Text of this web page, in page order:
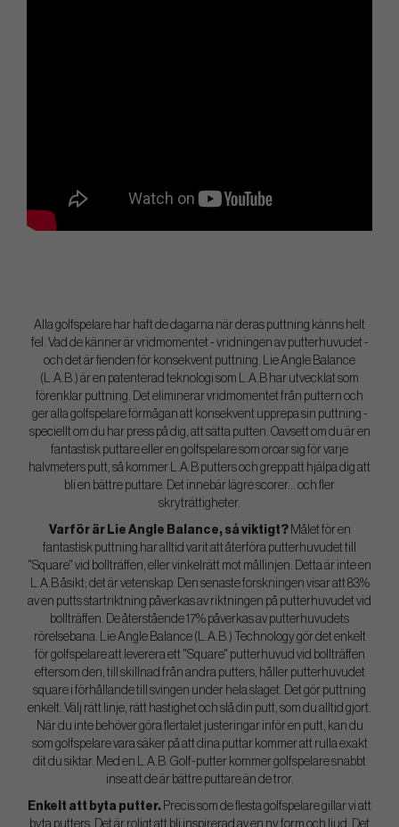
Alla golfspelare har haft de dagarna när deras puttning känns helt
fel. Vad de känner är vridmomentet - vridningen av putterhuvudet -
och det är fienden för konsekvent puttning. Lie Angle Balance
(L.A.B.) är en patenterad teknologi som L.A.B har utvecklat som
förenklar puttning. Det eliminerar vridmomentet från puttern och
ger alla golfspelare förmågan att konsekvent upprepa sin puttning -
speciellt om du har press på dig, att sätta putten. Oavsett om du är en
fantastisk puttare eller en golfspelare som oroar sig för varje
halvmeters putt, så kommer L.A.B putters och grepp att hjälpa dig att
bli en bättre puttare. Det innebär lägre scorer... och fler
skryträttigheter.
Varför är Lie Angle Balance, så viktigt? Målet för en
fantastisk puttning har alltid varit att återföra putterhuvudet till
"Square" vid bollträffen, eller vinkelrätt mot mållinjen. Detta är inte en
L.A.B åsikt; det är vetenskap. Den senaste forskningen visar att 83%
av en putts startriktning påverkas av riktningen på putterhuvudet vid
bollträffen. De återstående 17% påverkas av putterhuvudets
rörelsebana. Lie Angle Balance (L.A.B.) Technology gör det enkelt
för golfspelare att leverera ett "Square" putterhuvud vid bollträffen
eftersom den, till skillnad från andra putters, håller putterhuvudet
square i förhållande till svingen under hela slaget. Det gör puttning
enkelt. Välj rätt linje, rätt hastighet och slå din putt, som du alltid gjort.
När du inte behöver göra flertalet justeringar inför en putt, kan du
som golfspelare vara säker på att dina puttar kommer att rulla exakt
dit du siktar. Med en L.A.B. Golf-putter kommer golfspelare snabbt
inse att de är bättre puttare än de tror.
Enkelt att byta putter. Precis som de flesta golfspelare gillar vi att